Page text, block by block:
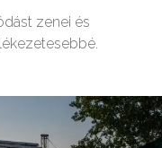
zenei és